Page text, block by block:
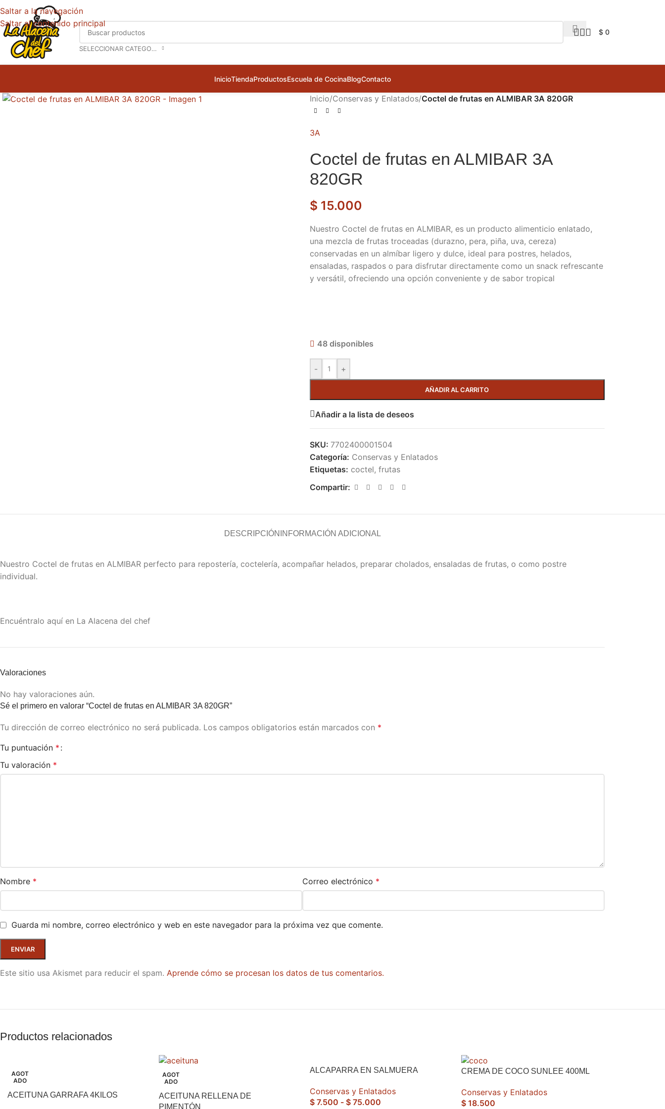
Saltar a la navegación
Saltar al contenido principal
SELECCIONAR CATEGORÍA
$ 0
InicioTiendaProductosEscuela de CocinaBlogContacto
Inicio/Conservas y Enlatados/Coctel de frutas en ALMIBAR 3A 820GR
3A
Coctel de frutas en ALMIBAR 3A
820GR
$ 15.000
Nuestro Coctel de frutas en ALMIBAR, es un producto alimenticio enlatado,
una mezcla de frutas troceadas (durazno, pera, piña, uva, cereza)
conservadas en un almíbar ligero y dulce, ideal para postres, helados,
ensaladas, raspados o para disfrutar directamente como un snack refrescante
y versátil, ofreciendo una opción conveniente y de sabor tropical
48 disponibles
- +
AÑADIR AL CARRITO
Añadir a la lista de deseos
SKU: 7702400001504
Categoría: Conservas y Enlatados
Etiquetas: coctel, frutas
Compartir:
DESCRIPCIÓN INFORMACIÓN ADICIONAL
Nuestro Coctel de frutas en ALMIBAR perfecto para repostería, coctelería, acompañar helados, preparar cholados, ensaladas de frutas, o como postre
individual.
Encuéntralo aquí en La Alacena del chef
Valoraciones
No hay valoraciones aún.
Sé el primero en valorar “Coctel de frutas en ALMIBAR 3A 820GR”
Tu dirección de correo electrónico no será publicada. Los campos obligatorios están marcados con *
Tu puntuación *
Tu valoración *
Nombre * Correo electrónico *
Guarda mi nombre, correo electrónico y web en este navegador para la próxima vez que comente.
Este sitio usa Akismet para reducir el spam. Aprende cómo se procesan los datos de tus comentarios.
Productos relacionados
AGOT
ADO
ACEITUNA GARRAFA 4KILOS
AGOT
ADO
ACEITUNA RELLENA DE
PIMENTÓN
ALCAPARRA EN SALMUERA
Conservas y Enlatados
$ 7.500 - $ 75.000
CREMA DE COCO SUNLEE 400ML
Conservas y Enlatados
$18.500